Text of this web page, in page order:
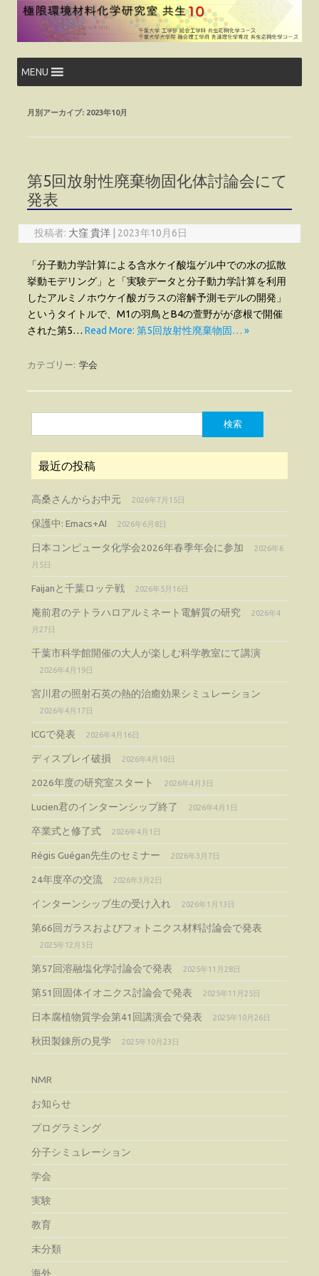
コ
ン
ツ
キ
ッ
MENU
月別アーカイブ: 2023年10月
第5回放射性廃棄物固化体討論会にて
発表
投稿者: 大窪 貴洋 2023年10月6日
「分子動力学計算による含水ケイ酸塩ゲル中での水の拡散
挙動モデリング」と「実験データと分子動力学計算を利用
したアルミノホウケイ酸ガラスの溶解予測モデルの開発」
というタイトルで、M1の羽鳥とB4の萱野がが彦根で開催
された第5… Read More: 第5回放射性廃棄物固… »
カテゴリー: 学会
索:
最近の投稿
高桑さんからお中元 2026年7月15日
保護中: Emacs+AI 2026年6月8日
日本コンピュータ化学会2026年春季年会に参加
2026年6
月5日
Faijanと千葉ロッテ戦 2026年5月16日
庵前君のテトラハロアルミネート電解質の研究
2026年4
月27日
千葉市科学館開催の大人が楽しむ科学教室にて講演
2026年4月19日
宮川君の照射石英の熱的治癒効果シミュレーション
2026年4月17日
ICGで発表 2026年4月16日
ディスプレイ破損 2026年4月10日
2026年度の研究室スタート 2026年4月3日
Lucien君のインターンシップ終了 2026年4月1日
卒業式と修了式 2026年4月1日
Régis Guégan先生のセミナー 2026年3月7日
24年度卒の交流 2026年3月2日
インターンシップ生の受け入れ 2026年1月13日
第66回ガラスおよびフォトニクス材料討論会で発表
2025年12月3日
第57回溶融塩化学討論会で発表 2025年11月28日
第51回固体イオニクス討論会で発表 2025年11月25日
日本腐植物質学会第41回講演会で発表 2025年10月26日
秋田製錬所の見学 2025年10月23日
NMR
お知らせ
プログラミング
分子シミュレーション
学会
実験
教育
未分類
海外